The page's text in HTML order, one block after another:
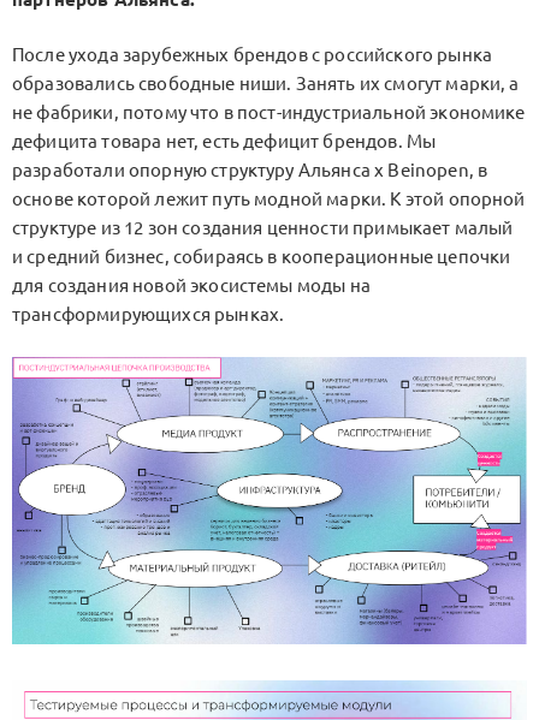
После ухода зарубежных брендов с российского рынка
образовались свободные ниши. Занять их смогут марки, а
не фабрики, потому что в пост-индустриальной экономике
дефицита товара нет, есть дефицит брендов. Мы
разработали опорную структуру Альянса x Beinopen, в
основе которой лежит путь модной марки. К этой опорной
структуре из 12 зон создания ценности примыкает малый
и средний бизнес, собираясь в кооперационные цепочки
для создания новой экосистемы моды на
трансформирующихся рынках.